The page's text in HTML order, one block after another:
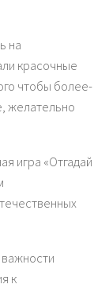
на
красочные
чтобы более-
желательно
игра «Отгадай
к